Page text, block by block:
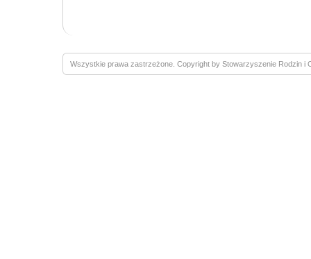
Wszystkie prawa zastrzeżone. Copyright by Stowarzyszenie Rodzin i